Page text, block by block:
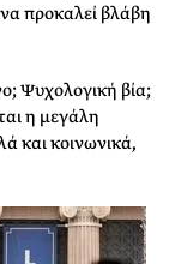
να προκαλεί βλάβη
Ψυχολογική βία;
η μεγάλη
και κοινωνικά,